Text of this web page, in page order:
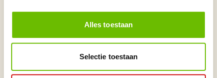
Alles toestaan
Selectie toestaan
Bierpakketten
Wijnpaketten